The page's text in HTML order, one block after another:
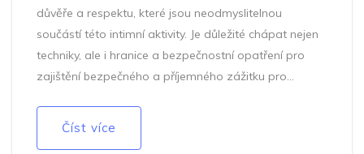
důvěře a respektu, které jsou neodmyslitelnou
součástí této intimní aktivity. Je důležité chápat nejen
techniky, ale i hranice a bezpečnostní opatření pro
zajištění bezpečného a příjemného zážitku pro
komunikační strategie a pochopení lidského těla hrají
Číst více